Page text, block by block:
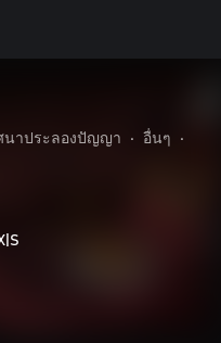
นาประลองปัญญา • อื่นๆ
•